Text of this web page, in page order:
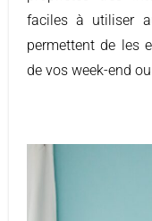
faciles à utiliser
permettent de les
de vos week-end